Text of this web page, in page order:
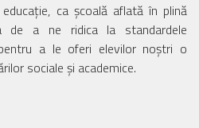
ca școală aflată în plină
de a ne ridica la standardele
a le oferi elevilor noștri o
sociale și academice.